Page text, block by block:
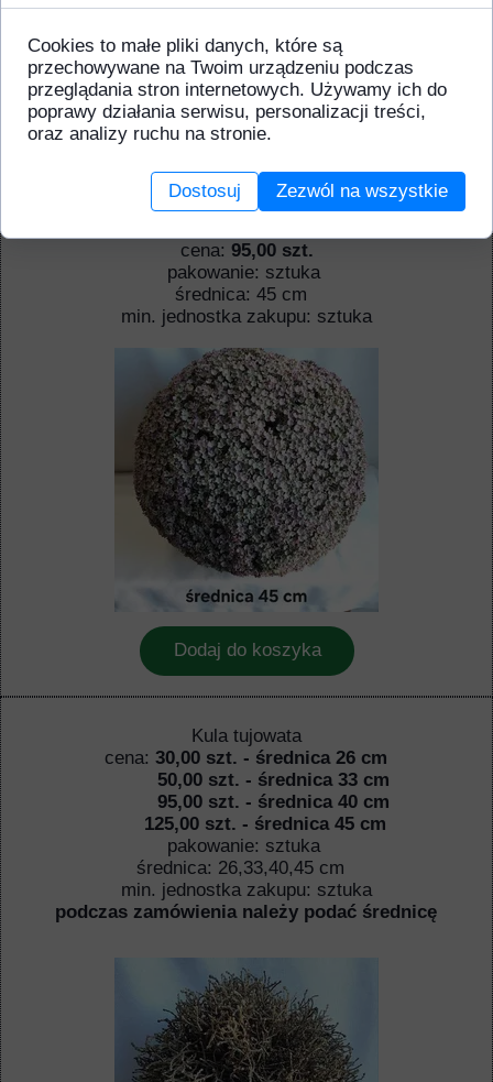
Dodaj do koszyka
Dodaj do koszyka
cena: 95,00 szt.
pakowanie: sztuka
średnica: 45 cm
min. jednostka zakupu: sztuka
Kula tujowata
cena: 30,00 szt. - średnica 26 cm
50,00 szt. - średnica 33 cm
95,00 szt. - średnica 40 cm
125,00 szt. - średnica 45 cm
pakowanie: sztuka
średnica: 26,33,40,45 cm
min. jednostka zakupu: sztuka
podczas zamówienia należy podać średnicę
Cookies to małe pliki danych, które są
przechowywane na Twoim urządzeniu podczas
przeglądania stron internetowych. Używamy ich do
poprawy działania serwisu, personalizacji treści,
oraz analizy ruchu na stronie.
Dostosuj Zezwól na wszystkie